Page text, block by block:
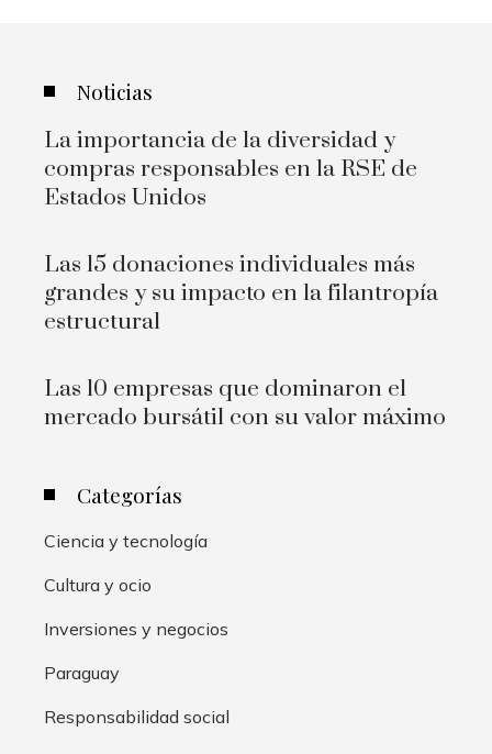
Noticias
La importancia de la diversidad y
compras responsables en la RSE de
Estados Unidos
Las 15 donaciones individuales más
grandes y su impacto en la filantropía
estructural
Las 10 empresas que dominaron el
mercado bursátil con su valor máximo
Categorías
Ciencia y tecnología
Cultura y ocio
Inversiones y negocios
Paraguay
Responsabilidad social